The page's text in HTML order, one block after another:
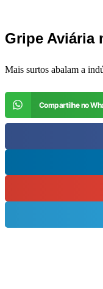
Gripe Aviária
Mais surtos abalam a
Compartilhe no